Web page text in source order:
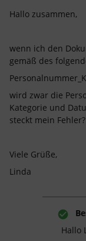
Hallo zusammen,
wenn ich den
gemäß des
wird zwar die
Kategorie und
steckt mein Fehler?
Viele Grüße,
Linda
Hallo